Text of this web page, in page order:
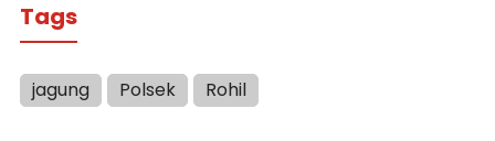
Tags
jagung Polsek Rohil